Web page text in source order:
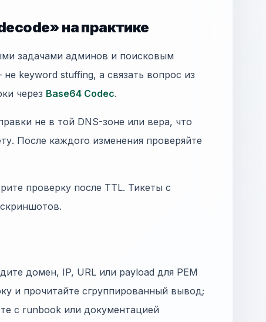
на практике
задачами админов и поисковым
keyword stuffing, а связать вопрос из
через Base64 Codec.
не в той DNS-зоне или вера, что
После каждого изменения проверяйте
проверку после TTL. Тикеты с
домен, IP, URL или payload для PEM
и прочитайте сгруппированный вывод;
с runbook или документацией